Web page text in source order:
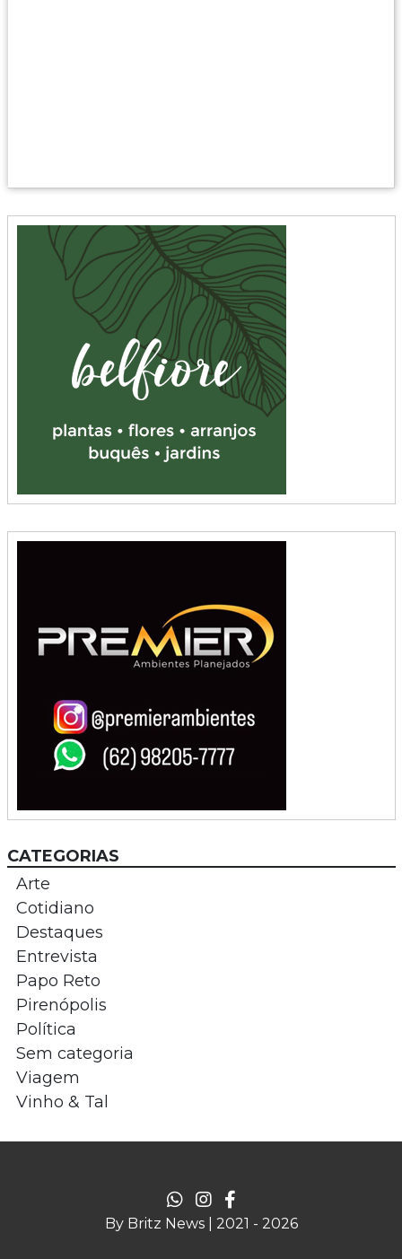
CATEGORIAS
Arte
Cotidiano
Destaques
Entrevista
Papo Reto
Pirenópolis
Política
Sem categoria
Viagem
Vinho & Tal
By Britz News | 2021 - 2026